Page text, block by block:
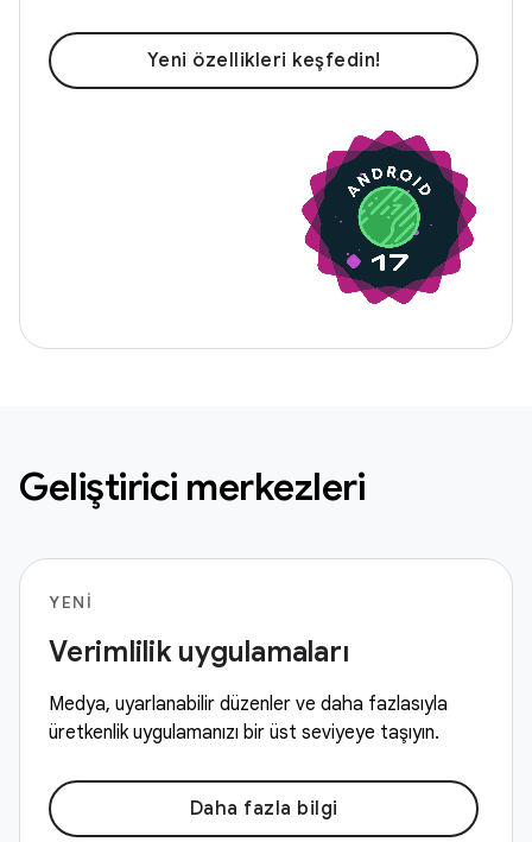
Yeni özellikleri keşfedin!
Geliştirici merkezleri
YENI
Verimlilik uygulamaları
Medya, uyarlanabilir düzenler ve daha fazlasıyla
üretkenlik uygulamanızı bir üst seviyeye taşıyın.
Daha fazla bilgi